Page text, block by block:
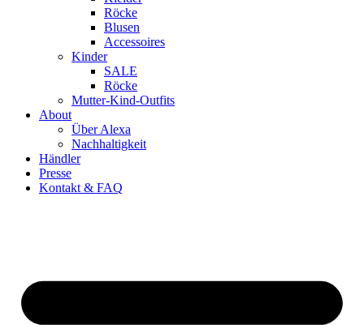
Röcke
Blusen
Accessoires
Kinder
SALE
Röcke
Mutter-Kind-Outfits
About
Über Alexa
Nachhaltigkeit
Händler
Presse
Kontakt & FAQ